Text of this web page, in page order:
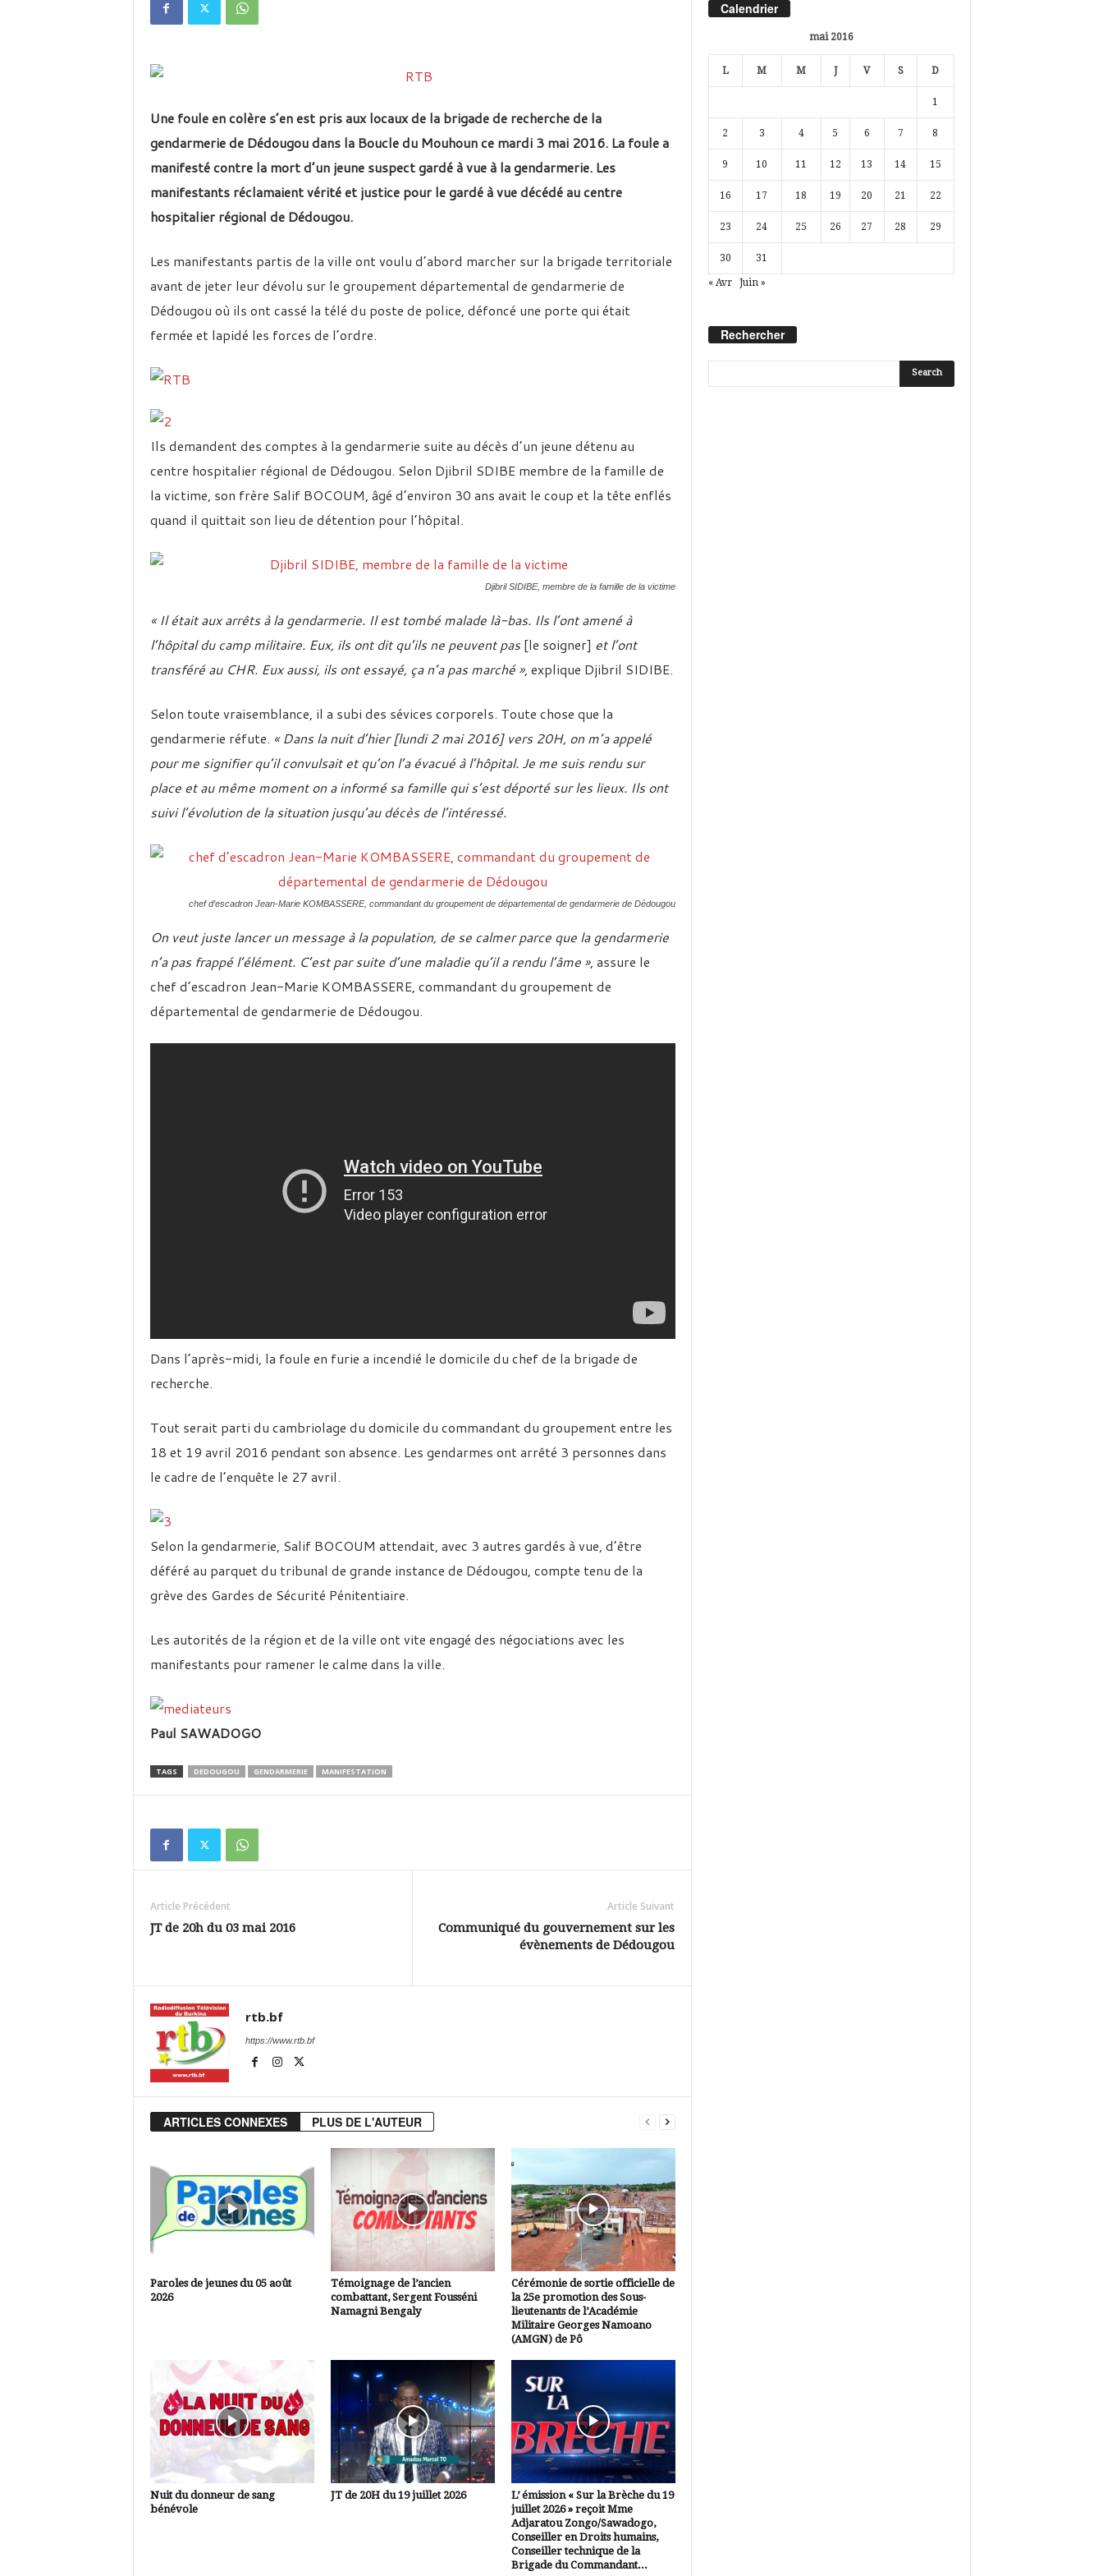
Une foule en colère s’en est pris aux locaux de la brigade de recherche de la
gendarmerie de Dédougou dans la Boucle du Mouhoun ce mardi 3 mai 2016. La foule a
manifesté contre la mort d’un jeune suspect gardé à vue à la gendarmerie. Les
manifestants réclamaient vérité et justice pour le gardé à vue décédé au centre
hospitalier régional de Dédougou.
Les manifestants partis de la ville ont voulu d’abord marcher sur la brigade territoriale
avant de jeter leur dévolu sur le groupement départemental de gendarmerie de
Dédougou où ils ont cassé la télé du poste de police, défoncé une porte qui était
fermée et lapidé les forces de l’ordre.
Ils demandent des comptes à la gendarmerie suite au décès d’un jeune détenu au
centre hospitalier régional de Dédougou. Selon Djibril SDIBE membre de la famille de
la victime, son frère Salif BOCOUM, âgé d’environ 30 ans avait le coup et la tête enflés
quand il quittait son lieu de détention pour l’hôpital.
Djibril SIDIBE, membre de la famille de la victime
« Il était aux arrêts à la gendarmerie. Il est tombé malade là-bas. Ils l’ont amené à
l’hôpital du camp militaire. Eux, ils ont dit qu’ils ne peuvent pas[le soigner] et l’ont
transféré au CHR. Eux aussi, ils ont essayé, ça n’a pas marché », explique Djibril SIDIBE.
Selon toute vraisemblance, il a subi des sévices corporels. Toute chose que la
gendarmerie réfute. « Dans la nuit d’hier [lundi 2 mai 2016] vers 20H, on m’a appelé
pour me signifier qu’il convulsait et qu’on l’a évacué à l’hôpital. Je me suis rendu sur
place et au même moment on a informé sa famille qui s’est déporté sur les lieux. Ils ont
suivi l’évolution de la situation jusqu’au décès de l’intéressé.
chef d’escadron Jean-Marie KOMBASSERE, commandant du groupement de départemental de gendarmerie de Dédougou
On veut juste lancer un message à la population, de se calmer parce que la gendarmerie
n’a pas frappé l’élément. C’est par suite d’une maladie qu’il a rendu l’âme », assure le
chef d’escadron Jean-Marie KOMBASSERE, commandant du groupement de
départemental de gendarmerie de Dédougou.
Dans l’après-midi, la foule en furie a incendié le domicile du chef de la brigade de
recherche.
Tout serait parti du cambriolage du domicile du commandant du groupement entre les
18 et 19 avril 2016 pendant son absence. Les gendarmes ont arrêté 3 personnes dans
le cadre de l’enquête le 27 avril.
Selon la gendarmerie, Salif BOCOUM attendait, avec 3 autres gardés à vue, d’être
déféré au parquet du tribunal de grande instance de Dédougou, compte tenu de la
grève des Gardes de Sécurité Pénitentiaire.
Les autorités de la région et de la ville ont vite engagé des négociations avec les
manifestants pour ramener le calme dans la ville.
Paul SAWADOGO
TAGS DEDOUGOU GENDARMERIE MANIFESTATION
Article Précédent
JT de 20h du 03 mai 2016
Article Suivant
Communiqué du gouvernement sur les
évènements de Dédougou
rtb.bf
https://www.rtb.bf
ARTICLES CONNEXES PLUS DE L'AUTEUR
Paroles de jeunes du 05 août
2026
Témoignage de l’ancien
combattant, Sergent Fousséni
Namagni Bengaly
Cérémonie de sortie officielle de
la 25e promotion des Sous-
lieutenants de l’Académie
Militaire Georges Namoano
(AMGN) de Pô
Nuit du donneur de sang
bénévole
JT de 20H du 19 juillet 2026
L’ émission « Sur la Brèche du 19
juillet 2026 » reçoit Mme
Adjaratou Zongo/Sawadogo,
Conseiller en Droits humains,
Conseiller technique de la
Brigade du Commandant...
Calendrier
mai 2016
L M M J V S D
1
2 3 4 5 6 7 8
9 10 11 12 13 14 15
16 17 18 19 20 21 22
23 24 25 26 27 28 29
30 31
« Avr Juin »
Rechercher